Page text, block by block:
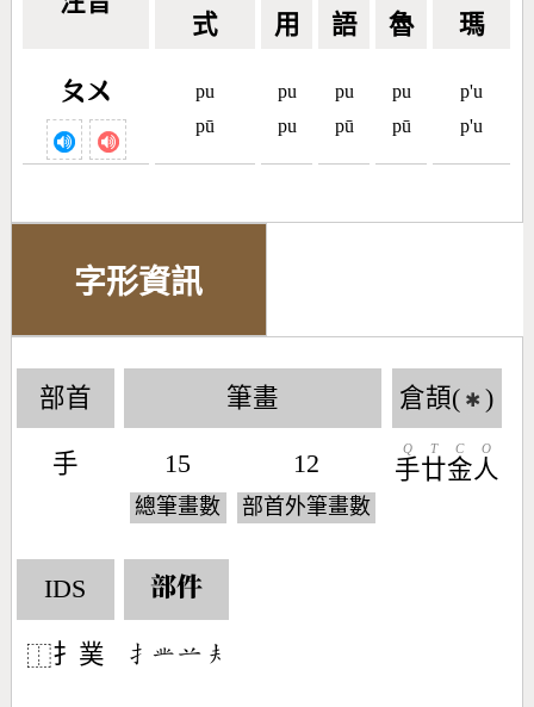
式 用 語 魯 瑪
ㄆㄨ
pu
pū
pu
pu
pu
pū
pu
pū
p'u
p'u
字形資訊
部首
手
筆畫
15
總筆畫數
12
部首外筆畫數
倉頡( ✱ )
手
Q
廿
T
金
C
人
O
IDS
⿰扌菐
部件
󶃛󶄹󶂋󶂰